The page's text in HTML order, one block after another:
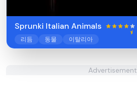
Sprunki Italian Animals
리듬 동물 이탈리아
Advertisement